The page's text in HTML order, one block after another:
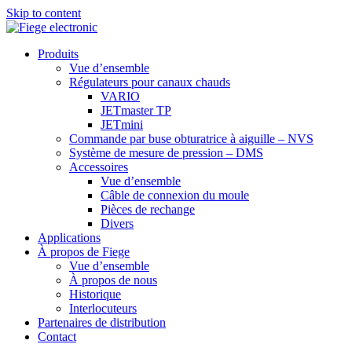
Skip to content
Produits
Vue d’ensemble
Régulateurs pour canaux chauds
VARIO
JETmaster TP
JETmini
Commande par buse obturatrice à aiguille – NVS
Système de mesure de pression – DMS
Accessoires
Vue d’ensemble
Câble de connexion du moule
Pièces de rechange
Divers
Applications
À propos de Fiege
Vue d’ensemble
À propos de nous
Historique
Interlocuteurs
Partenaires de distribution
Contact